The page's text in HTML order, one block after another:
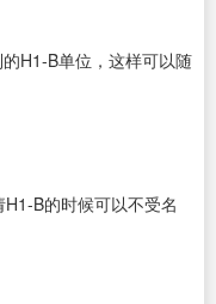
H1-B单位，这样可以随
B的时候可以不受名